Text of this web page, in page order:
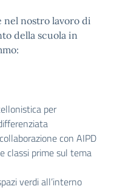
nostro lavoro di
della scuola in
per
con AIPD
classi prime sul tema
verdi all’interno